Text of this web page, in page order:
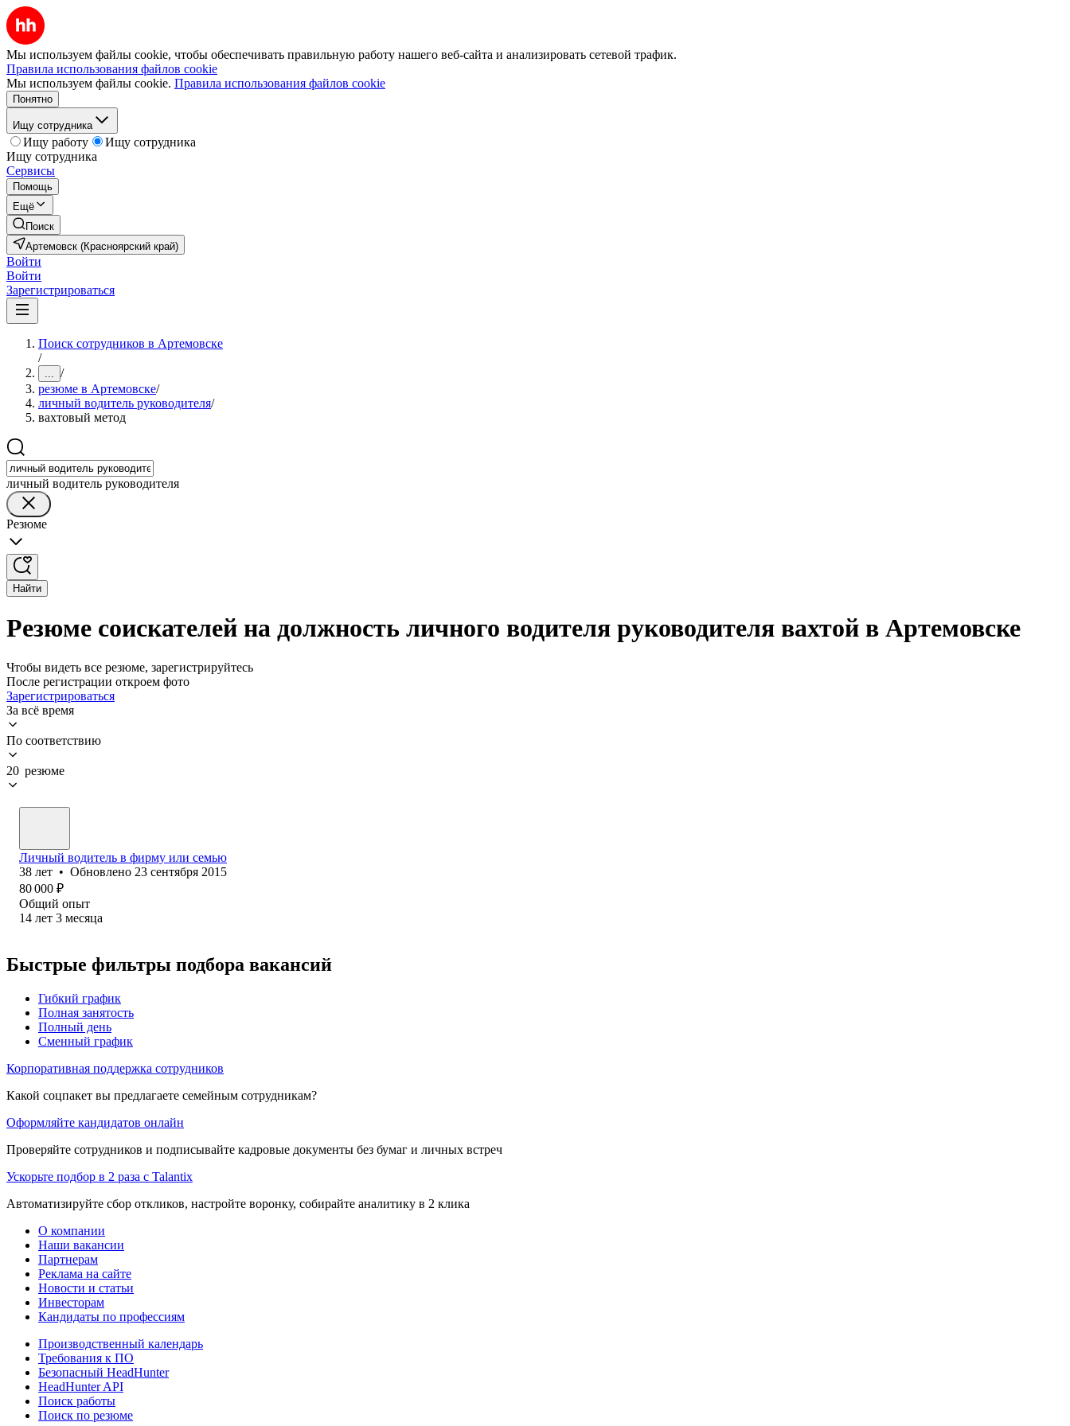
Мы используем файлы cookie, чтобы обеспечивать правильную работу нашего веб-сайта и анализировать сетевой трафик.
Правила использования файлов cookie
Мы используем файлы cookie. Правила использования файлов cookie
Понятно
Ищу сотрудника
Ищу работу
Ищу сотрудника
Ищу сотрудника
Сервисы
Помощь
Ещё
Поиск
Артемовск (Красноярский край)
Войти
Войти
Зарегистрироваться
Поиск сотрудников в Артемовске
/
... /
резюме в Артемовске/
личный водитель руководителя/
вахтовый метод
личный водитель руководителя
Резюме
Найти
Резюме соискателей на должность личного водителя руководителя вахтой в Артемовске
Чтобы видеть все резюме, зарегистрируйтесь
После регистрации откроем фото
Зарегистрироваться
За всё время
По соответствию
20 резюме
Личный водитель в фирму или семью
38 лет • Обновлено 23 сентября 2015
80 000 ₽
Общий опыт
14 лет 3 месяца
Быстрые фильтры подбора вакансий
Гибкий график
Полная занятость
Полный день
Сменный график
Корпоративная поддержка сотрудников
Какой соцпакет вы предлагаете семейным сотрудникам?
Оформляйте кандидатов онлайн
Проверяйте сотрудников и подписывайте кадровые документы без бумаг и личных встреч
Ускорьте подбор в 2 раза с Talantix
Автоматизируйте сбор откликов, настройте воронку, собирайте аналитику в 2 клика
О компании
Наши вакансии
Партнерам
Реклама на сайте
Новости и статьи
Инвесторам
Кандидаты по профессиям
Производственный календарь
Требования к ПО
Безопасный HeadHunter
HeadHunter API
Поиск работы
Поиск по резюме